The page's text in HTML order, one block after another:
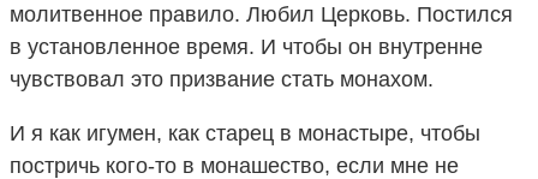
молитвенное правило. Любил Церковь. Постился
в установленное время. И чтобы он внутренне
чувствовал это призвание стать монахом.
И я как игумен, как старец в монастыре, чтобы
постричь кого-то в монашество, если мне не